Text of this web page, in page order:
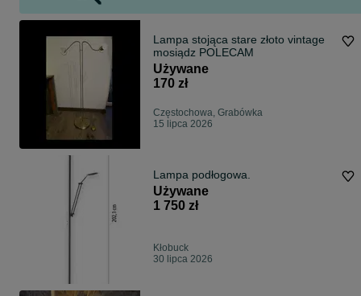
Lampa stojąca stare złoto vintage
mosiądz POLECAM
Używane
170 zł
Częstochowa, Grabówka
15 lipca 2026
Lampa podłogowa.
Używane
1 750 zł
Kłobuck
30 lipca 2026